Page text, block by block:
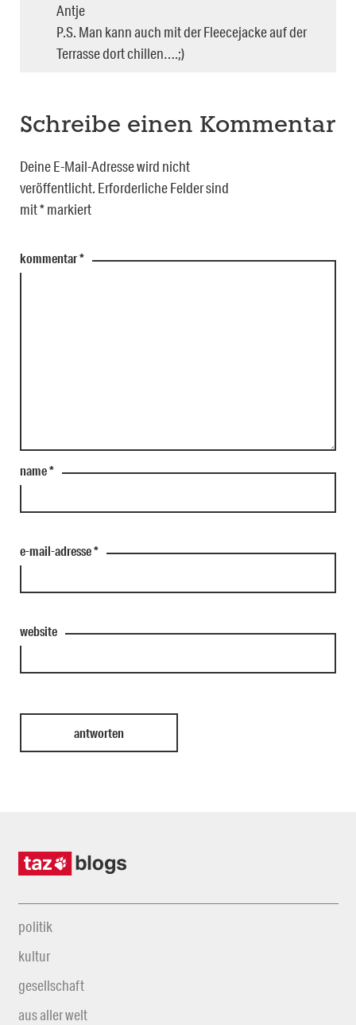
Antje
P.S. Man kann auch mit der Fleecejacke auf der
Terrasse dort chillen….;)
Schreibe einen Kommentar
Deine E-Mail-Adresse wird nicht
veröffentlicht. Erforderliche Felder sind
mit*markiert
kommentar*
name*
e-mail-adresse*
website
politik
kultur
gesellschaft
aus aller welt